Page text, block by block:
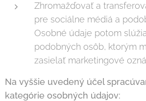
Zhromažďovať a
pre sociálne médiá a
Osobné údaje potom
podobných osôb, ktorým
zasielať marketingové
Na vyššie uvedený účel
kategórie osobných údajov: